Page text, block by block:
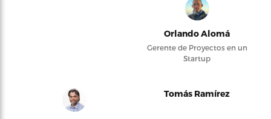
Orlando Alomá
Gerente de Proyectos en un
Startup
Tomás Ramírez